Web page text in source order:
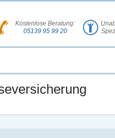
Kostenlose Beratung:
05139 95 99 20